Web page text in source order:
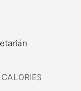
CALORIES